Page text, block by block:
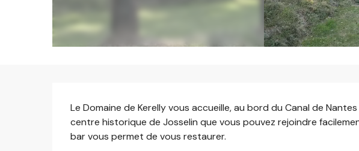
Le Domaine de Kerelly vous accueille, au bord du Canal de
centre historique de Josselin que vous pouvez rejoindre
bar vous permet de vous restaurer.